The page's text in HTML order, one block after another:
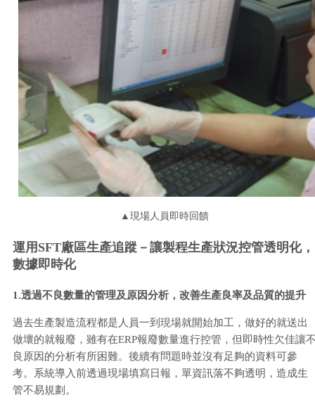
▲現場人員即時回饋
運用SFT廠區生產追蹤－讓製程生產狀況控管透明化，
數據即時化
1.透過不良數量的管理及原因分析，改善生產良率及品質的提升
過去生產製造流程都是人員一到現場就開始加工，做好的就送出
做壞的就報廢，雖有在ERP報廢數量進行控管，但即時性欠佳讓
良原因的分析有所困難。後續有問題時並沒有足夠的資料可參
考。系統導入前透過現場填寫日報，單資訊落不夠透明，造成生
管不易規劃。